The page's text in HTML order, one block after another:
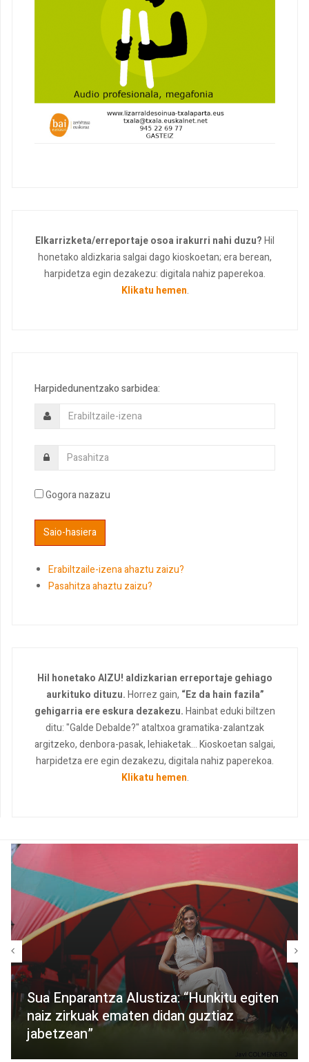
Elkarrizketa/erreportaje osoa irakurri nahi duzu?Hil
honetako aldizkaria salgai dago kioskoetan; era berean,
harpidetza egin dezakezu: digitala nahiz paperekoa.
Klikatu hemen.
Harpidedunentzako sarbidea:
Gogora nazazu
Erabiltzaile-izena ahaztu zaizu?
Pasahitza ahaztu zaizu?
Hil honetako AIZU! aldizkarian erreportaje gehiago
aurkituko dituzu.Horrez gain, “Ez da hain fazila”
gehigarria ere eskura dezakezu.Hainbat eduki biltzen
ditu: "Galde Debalde?" ataltxoa gramatika-zalantzak
argitzeko, denbora-pasak, lehiaketak... Kioskoetan salgai,
harpidetza ere egin dezakezu, digitala nahiz paperekoa.
Klikatu hemen.
Sua Enparantza Alustiza: “Hunkitu egiten
naiz zirkuak ematen didan guztiaz
jabetzean”